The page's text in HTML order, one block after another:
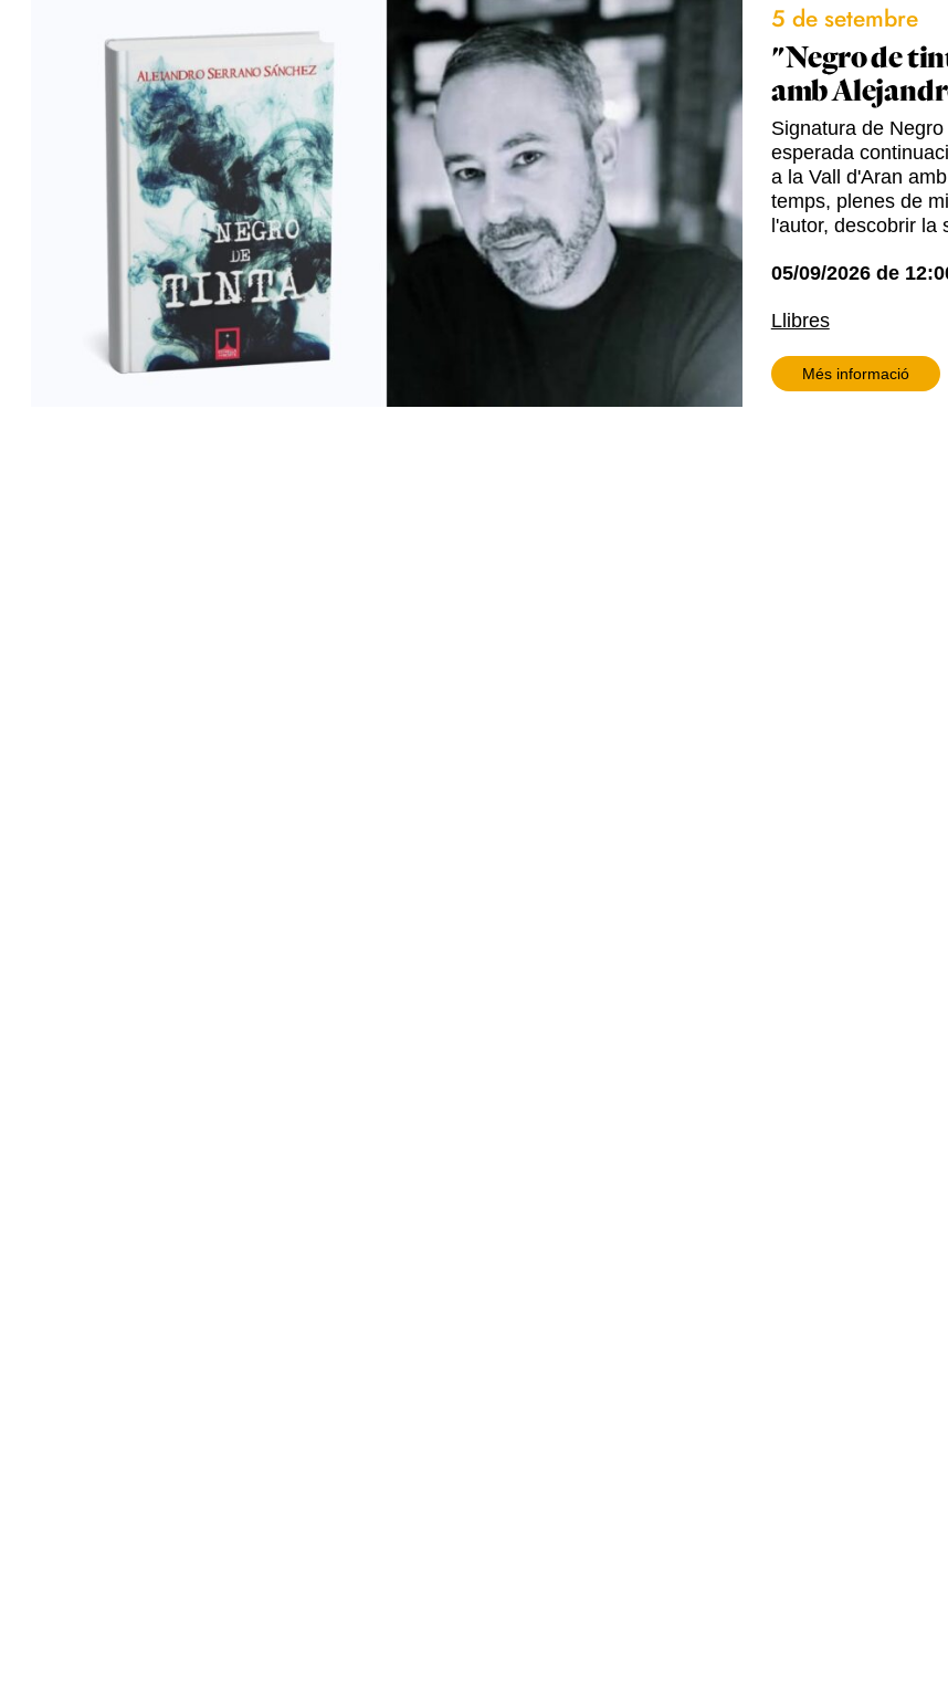
5 de setembre
"Negro de
amb
Signatura de
esperada
a la Vall d'Aran
temps, plenes de
l'autor, descobrir
05/09/2026 de
Llibres
Més informació